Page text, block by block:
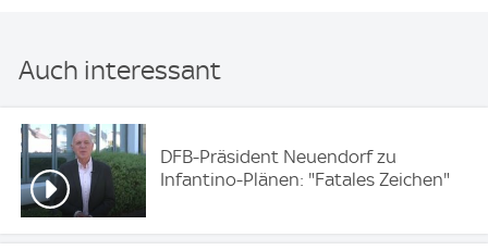
Auch interessant
DFB-Präsident Neuendorf zu
Infantino-Plänen: "Fatales Zeichen"